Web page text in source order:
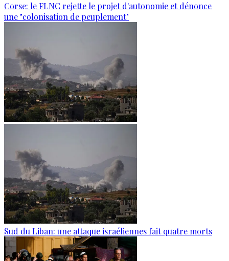
Corse: le FLNC rejette le projet d'autonomie et dénonce
une "colonisation de peuplement"
Sud du Liban: une attaque israéliennes fait quatre morts